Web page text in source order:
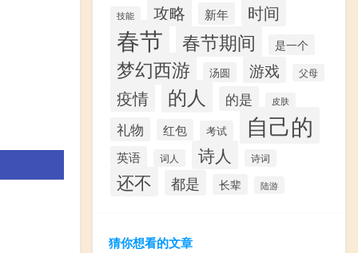
技能 攻略 新年 时间
春节 春节期间 是一个
梦幻西游 汤圆 游戏 父母
疫情 的人 的是 皮肤
礼物 红包 考试 自己的
英语 词人 诗人 诗词
还不 都是 长辈 陆游
猜你想看的文章